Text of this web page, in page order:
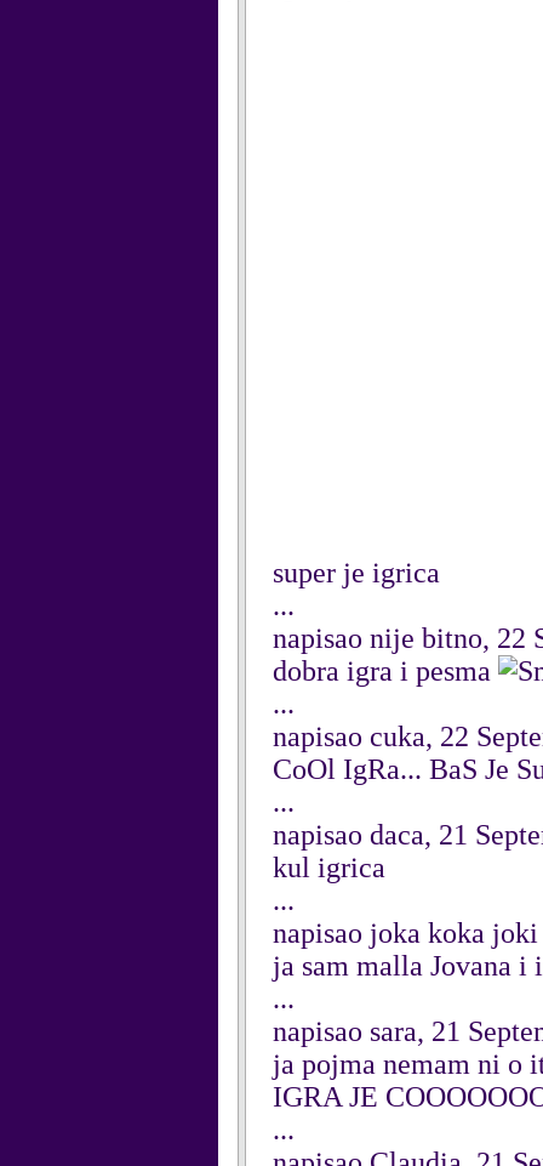
super je igrica
...
napisao nije bitno, 22
dobra igra i pesma
...
napisao cuka, 22
CoOl IgRa... BaS Je
...
napisao daca, 21
kul igrica
...
napisao joka koka
ja sam malla Jovana i
...
napisao sara, 21
ja pojma nemam ni o
IGRA JE
...